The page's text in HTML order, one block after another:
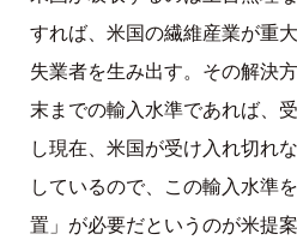
すれば、米国の繊維産業が重
失業者を生み出す。その解決
末までの輸入水準であれば、
し現在、米国が受け入れ切れ
しているので、この輸入水準
置」が必要だというのが米提